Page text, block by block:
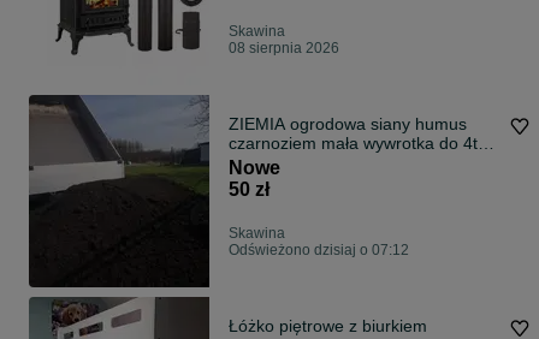
Skawina
08 sierpnia 2026
ZIEMIA ogrodowa siany humus
czarnoziem mała wywrotka do 4t
Kraków
Nowe
50 zł
Skawina
Odświeżono dzisiaj o 07:12
Łóżko piętrowe z biurkiem